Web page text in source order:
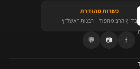
כשרות מהודרת
בד"ץ הרב מחפוד + רבנות ראשל"ץ
f
📷
💬